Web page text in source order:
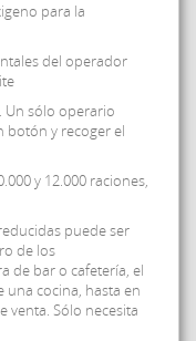
para la
del operador
Un sólo operario
botón y recoger el
y 12.000 raciones,
puede ser
de los
de bar o cafetería, el
cocina, hasta en
venta. Sólo necesita